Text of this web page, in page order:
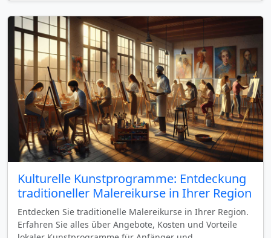
Kulturelle Kunstprogramme: Entdeckung
traditioneller Malereikurse in Ihrer Region
Entdecken Sie traditionelle Malereikurse in Ihrer Region.
Erfahren Sie alles über Angebote, Kosten und Vorteile